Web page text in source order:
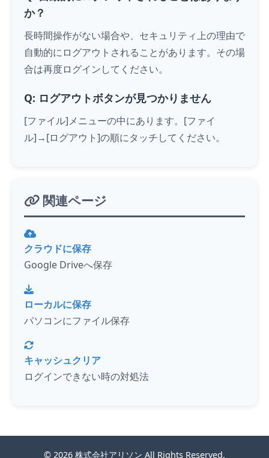
か？
長時間操作がない場合や、セキュリティ上の理由で
自動的にログアウトされることがあります。その場
合は再度ログインしてください。
Q: ログアウトボタンが見つかりません
[ファイル]メニューの中にあります。[ファイ
ル]→[ログアウト]の順にタッチしてください。
関連ページ
クラウドに保存
Google Driveへ保存
ローカルに保存
パソコンにファイル保存
キャッシュクリア
ログインできない時の対処法
© 2026 株式会社アリソン All Rights Reserved.